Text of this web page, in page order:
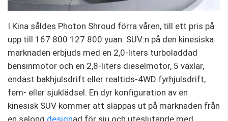
I Kina såldes Photon Shroud förra våren, till ett pris på
upp till 167 800 127 800 yuan. SUV:n på den kinesiska
marknaden erbjuds med en 2,0-liters turboladdad
bensinmotor och en 2,8-liters dieselmotor, 5 växlar,
endast bakhjulsdrift eller realtids-4WD fyrhjulsdrift,
fem- eller sjuklädsel. En dyr konfiguration av en
kinesisk SUV kommer att släppas ut på marknaden från